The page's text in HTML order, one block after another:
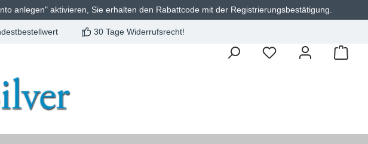
anlegen" aktivieren, Sie erhalten den Rabattcode mit der Registrierungsbestätigung.
30 Tage Widerrufsrecht!